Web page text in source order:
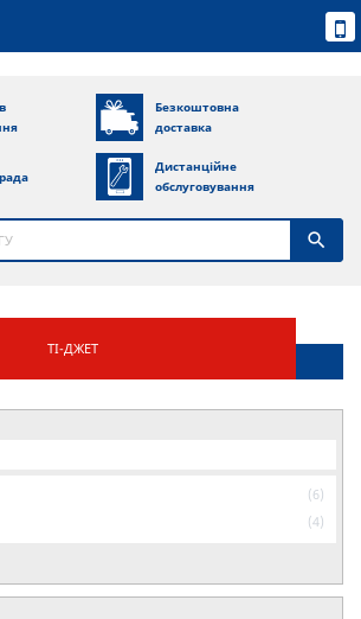
Безкоштовна
доставка
Дистанційне
обслуговування

ТІ-ДЖЕТ
6
4